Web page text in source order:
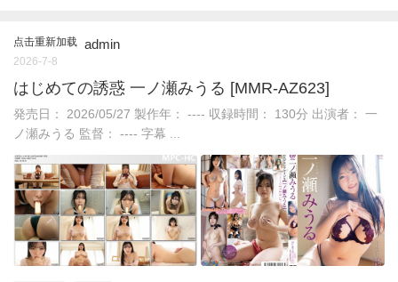
点击重新加载 admin
2026-7-8
はじめての誘惑 一ノ瀬みうる [MMR-AZ623]
発売日： 2026/05/27 製作年： ---- 収録時間： 130分 出演者： 一
ノ瀬みうる 監督： ---- 字幕 ...